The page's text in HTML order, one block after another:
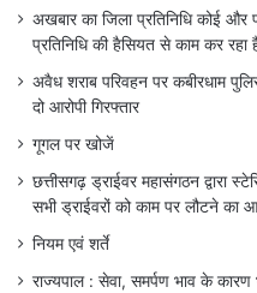
अखबार का जिला प्रतिनिधि कोई
प्रतिनिधि की हैसियत से काम कर रहा
अवैध शराब परिवहन पर कबीरधाम
दो आरोपी गिरफ्तार
गूगल पर खोजें
छत्तीसगढ़ ड्राईवर महासंगठन द्वारा
सभी ड्राईवरों को काम पर लौटने का
नियम एवं शर्ते
राज्यपाल : सेवा, समर्पण भाव के कारण